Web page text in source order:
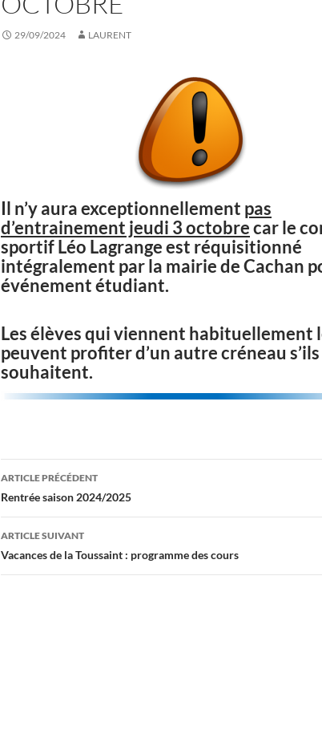
29/09/2024 LAURENT
Il n’y aura exceptionnellement pas
d’entrainement jeudi 3 octobrecar le
sportif Léo Lagrange est réquisitionné
intégralement par la mairie de Cachan
événement étudiant.
Les élèves qui viennent habituellement
peuvent profiter d’un autre créneau
souhaitent.
Navigation
des
articles
ARTICLE PRÉCÉDENT
Rentrée saison 2024/2025
ARTICLE SUIVANT
Vacances de la Toussaint : programme des cours